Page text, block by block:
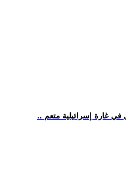
غارة إسرائيلية متعم